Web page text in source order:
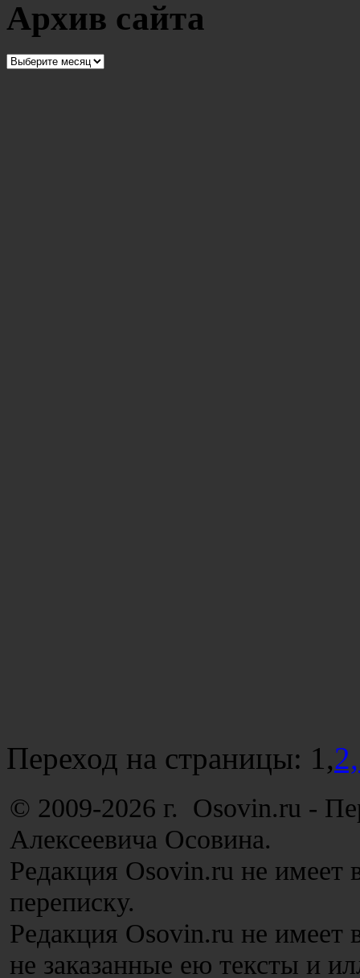
Архив сайта
Переход на страницы: 1,2,
© 2009-2026 г. Osovin.ru -
Алексеевича Осовина.
Редакция Osovin.ru не имеет
переписку.
Редакция Osovin.ru не имеет
не заказанные ею тексты и